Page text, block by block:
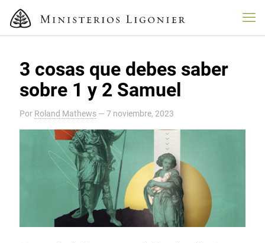
3 cosas que debes saber
sobre 1 y 2 Samuel
Por Roland Mathews — 7 noviembre, 2023